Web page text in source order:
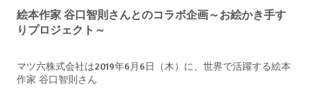
絵本作家 谷口智則さんとのコラボ企画～お絵かき手す
りプロジェクト～
マツ六株式会社は2019年6月6日（木）に、世界で活躍する絵本
作家 谷口智則さん